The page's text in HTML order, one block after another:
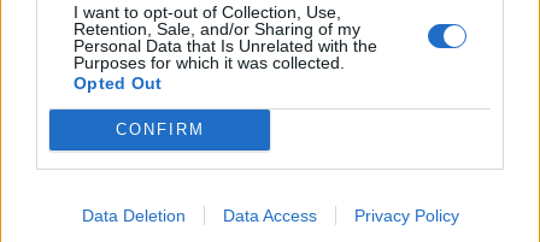
I want to opt-out of Collection, Use,
Retention, Sale, and/or Sharing of my
Personal Data that Is Unrelated with the
Purposes for which it was collected.
Opted Out
CONFIRM
Data Deletion Data Access Privacy Policy
Η Chery επενδύει 75 εκατ. δολάρια στην KG Mobility
Το FIAT 500 Hybrid τώρα από
Ατρόμητος και Novibet